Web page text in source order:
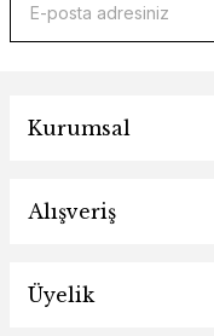
Kurumsal
Alışveriş
Üyelik